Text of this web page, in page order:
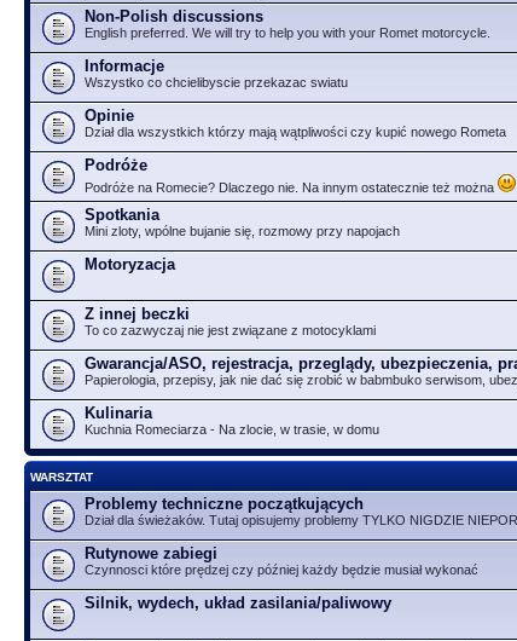
Non-Polish discussions
English preferred. We will try to help you with your Romet motorcycle.
Informacje
Wszystko co chcielibyscie przekazac swiatu
Opinie
Dział dla wszystkich którzy mają wątpliwości czy kupić nowego Rometa
Podróże
Podróże na Romecie? Dlaczego nie. Na innym ostatecznie też można
Spotkania
Mini zloty, wpólne bujanie się, rozmowy przy napojach
Motoryzacja
Z innej beczki
To co zazwyczaj nie jest związane z motocyklami
Gwarancja/ASO, rejestracja, przeglądy, ubezpieczenia,
Papierologia, przepisy, jak nie dać się zrobić w babmbuko serwisom,
Kulinaria
Kuchnia Romeciarza - Na zlocie, w trasie, w domu
WARSZTAT
Problemy techniczne początkujących
Dział dla świeżaków. Tutaj opisujemy problemy TYLKO NIGDZIE
Rutynowe zabiegi
Czynnosci które prędzej czy później każdy będzie musiał wykonać
Silnik, wydech, układ zasilania/paliwowy